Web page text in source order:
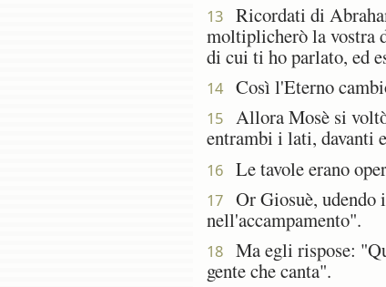
13
Ricordati di
moltiplicherò la vostra
di cui ti ho parlato, ed
14 Così l'Eterno
15
Allora Mosè si
entrambi i lati, davanti
16 Le tavole erano
17
Or Giosuè, udendo
nell'accampamento".
18
Ma egli rispose:
gente che canta".